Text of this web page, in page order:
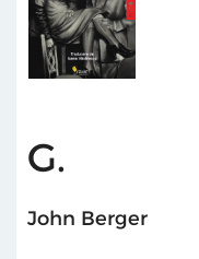
G.
John Berger